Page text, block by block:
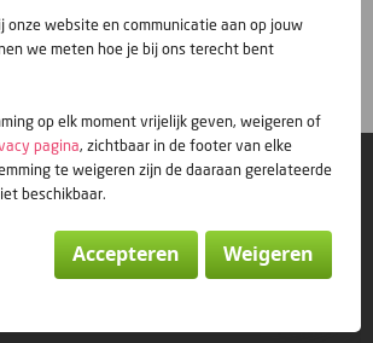
Gratis inschrijven
onze website en communicatie aan op jouw
we meten hoe je bij ons terecht bent
op elk moment vrijelijk geven, weigeren of
pagina, zichtbaar in de footer van elke
te weigeren zijn de daaraan gerelateerde
beschikbaar.
Accepteren Weigeren